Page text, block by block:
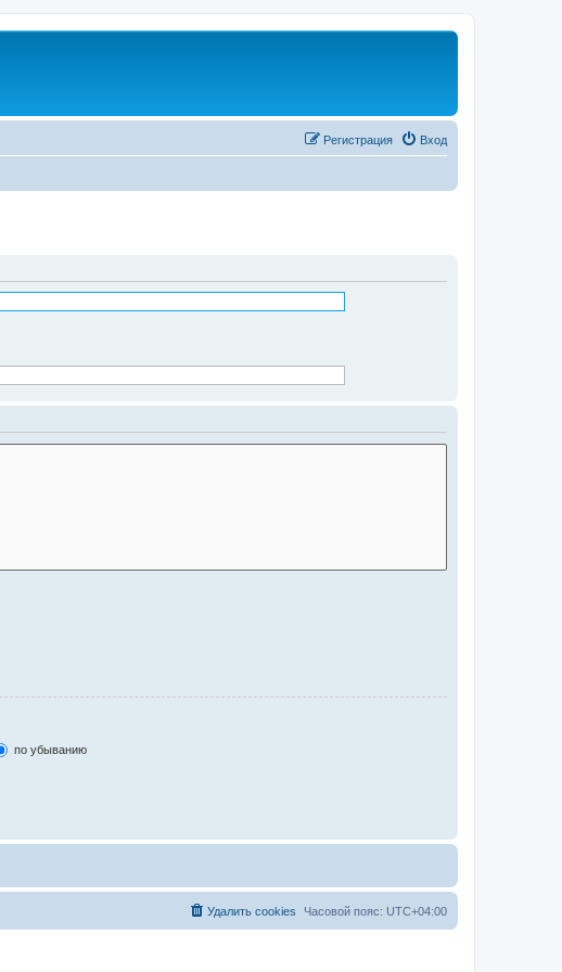
Вход
Регистрация
по убыванию
Часовой пояс: UTC+04:00
Удалить cookies